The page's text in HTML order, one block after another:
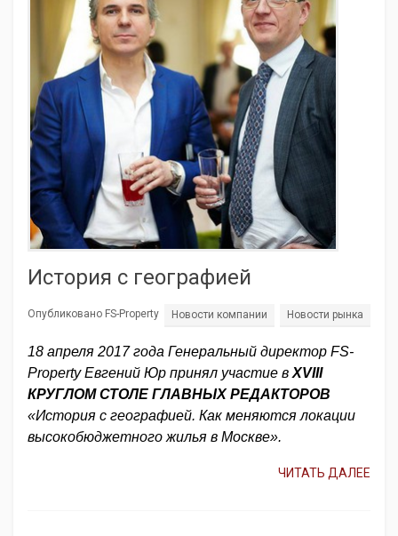
История с географией
Опубликовано FS-Property Новости компании Новости рынка
18 апреля 2017 года Генеральный директор FS-
Property Евгений Юр принял участие в XVIII
КРУГЛОМ СТОЛЕ ГЛАВНЫХ РЕДАКТОРОВ
«История с географией. Как меняются локации
высокобюджетного жилья в Москве».
ЧИТАТЬ ДАЛЕЕ